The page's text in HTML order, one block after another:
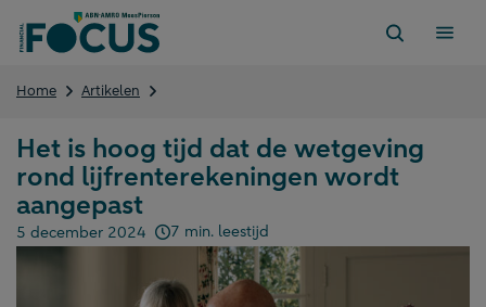
naar
Home Artikelen
tijd
dat
rond
lijfrenterekeningen
wordt
aangepast
Het is hoog tijd dat de wetgeving
rond lijfrenterekeningen wordt
aangepast
Gepubliceerd op:
5 december 2024 7 min. leestijd